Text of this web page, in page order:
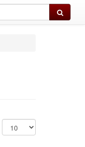
Căutați